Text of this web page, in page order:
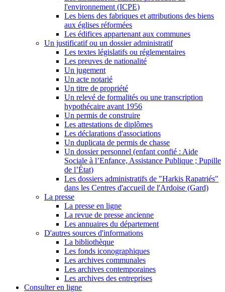
l'environnement (ICPE)
Les biens des fabriques et attributions des biens
aux églises réformées
Les édifices appartenant aux communes
Un justificatif ou un dossier administratif
Les textes législatifs ou réglementaires
Les preuves de nationalité
Un jugement
Un acte notarié
Un titre de propriété
Un relevé de formalités ou une transcription
hypothécaire avant 1956
Un permis de construire
Les attestations de diplômes
Les déclarations d'associations
Un duplicata de permis de chasse
Un dossier personnel (enfant confié : Aide
Sociale à l’Enfance, Assistance Publique ; Pupille
de l’État)
Les dossiers administratifs de "Harkis Rapatriés"
dans les Centres d'accueil de l'Ardoise (Gard)
La presse
La presse en ligne
La revue de presse ancienne
Les annuaires du département
D'autres sources d'informations
La bibliothèque
Les fonds iconographiques
Les archives communales
Les archives contemporaines
Les archives des entreprises
Consulter en ligne